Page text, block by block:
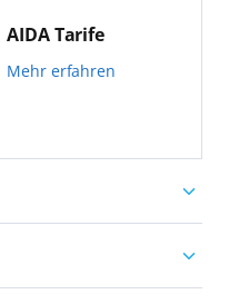
Mehr erfahren
AIDA Tarife